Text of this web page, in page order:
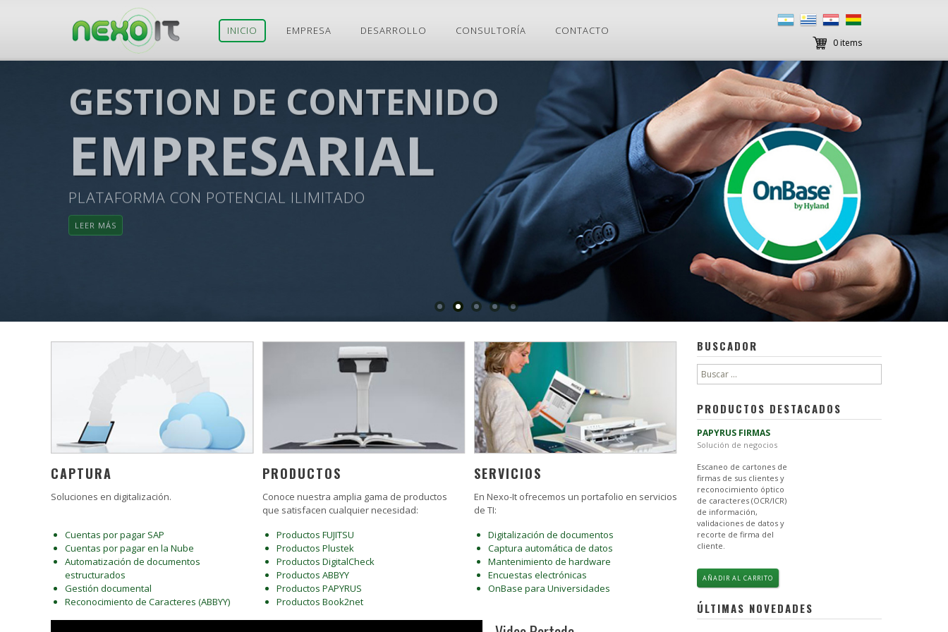
contenido
INICIO EMPRESA DESARROLLO CONSULTORÍA CONTACTO
0 items
GESTION DE CONTENIDO
EMPRESARIAL
PLATAFORMA CON POTENCIAL ILIMITADO
LEER MÁS
CAPTURA
Soluciones en digitalización.
Cuentas por pagar SAP
Cuentas por pagar en la Nube
Automatización de documentos
estructurados
Gestión documental
Reconocimiento de Caracteres (ABBYY)
PRODUCTOS
Conoce nuestra amplia gama de productos
que satisfacen cualquier necesidad:
Productos FUJITSU
Productos Plustek
Productos DigitalCheck
Productos ABBYY
Productos PAPYRUS
Productos Book2net
SERVICIOS
En Nexo-It ofrecemos un portafolio en servicios
de TI:
Digitalización de documentos
Captura automática de datos
Mantenimiento de hardware
Encuestas electrónicas
OnBase para Universidades
BUSCADOR
Buscar:
PRODUCTOS DESTACADOS
PAPYRUS FIRMAS
Solución de negocios
Escaneo de cartones de
firmas de sus clientes y
reconocimiento óptico
de caracteres (OCR/ICR)
de información,
validaciones de datos y
recorte de firma del
cliente.
AÑADIR AL CARRITO
ÚLTIMAS NOVEDADES